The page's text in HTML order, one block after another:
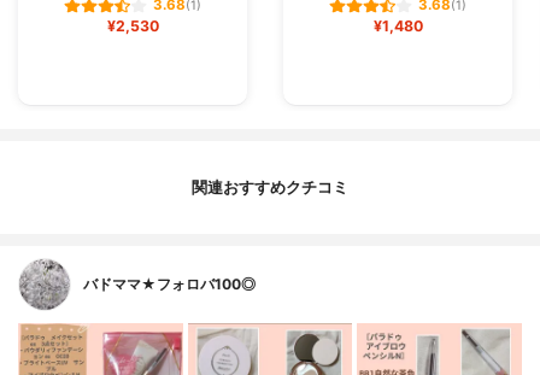
3.68(1)
¥2,530
3.68(1)
¥1,480
関連おすすめクチコミ
バドママ★フォロバ100◎